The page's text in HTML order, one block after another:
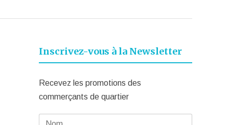
Inscrivez-vous à la Newsletter
Recevez les promotions des
commerçants de quartier